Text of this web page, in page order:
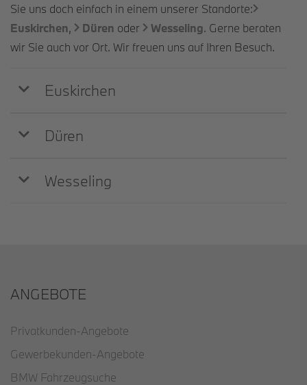
Sie uns doch einfach in einem unserer Standorte:
Euskirchen, Düren oder Wesseling. Gerne beraten
wir Sie auch vor Ort. Wir freuen uns auf Ihren Besuch.
Euskirchen
Düren
Wesseling
ANGEBOTE
Privatkunden-Angebote
Gewerbekunden-Angebote
BMW Fahrzeugsuche